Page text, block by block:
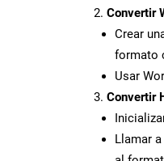
Convertir
Crear
formato
Usar
Convertir
Llamar a